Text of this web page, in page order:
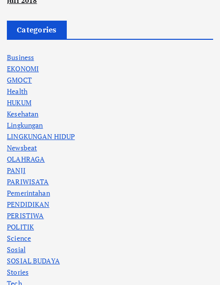
Categories
Business
EKONOMI
GMOCT
Health
HUKUM
Kesehatan
Lingkungan
LINGKUNGAN HIDUP
Newsbeat
OLAHRAGA
PANJI
PARIWISATA
Pemerintahan
PENDIDIKAN
PERISTIWA
POLITIK
Science
Sosial
SOSIAL BUDAYA
Stories
Tech